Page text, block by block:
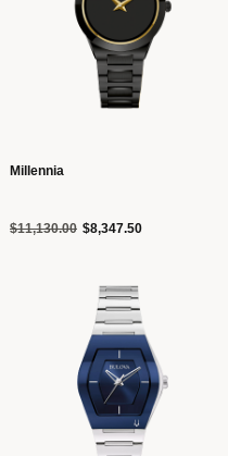
Millennia
Precio reducido de
$11,130.00a$8,347.50